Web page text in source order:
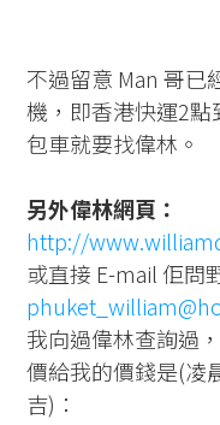
不過留意 Man 哥已
機，即香港快運2
包車就要找偉林。
另外偉林網頁：
http://
或直接 E-mail 佢問
我向過偉林查詢過
價給我的價錢是(凌
吉)：